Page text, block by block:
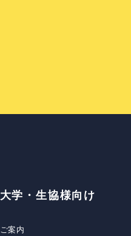
大学・生協様向け
ご案内